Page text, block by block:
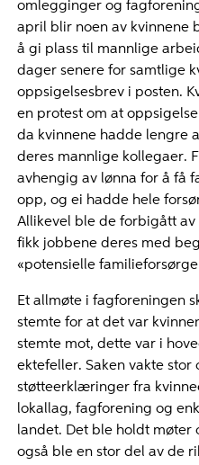
omlegginger og
april blir noen av kvinnene
å gi plass til mannlige
dager senere for samtlige
oppsigelsesbrev i posten.
en protest om at
da kvinnene hadde lengre
deres mannlige kollegaer.
avhengig av lønna for å få
opp, og ei hadde hele
Allikevel ble de forbigått av
fikk jobbene deres med
«potensielle
Et allmøte i fagforeningen
stemte for at det var
stemte mot, dette var i
ektefeller. Saken vakte stor
støtteerklæringer fra
lokallag, fagforening og
landet. Det ble holdt møter
også ble en stor del av de